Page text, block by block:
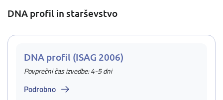
DNA profil in starševstvo
DNA profil (ISAG 2006)
Povprečni čas izvedbe: 4-5 dni
Podrobno